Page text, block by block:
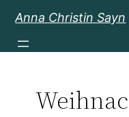
Inhalt
springen
Anna Christin Sayn